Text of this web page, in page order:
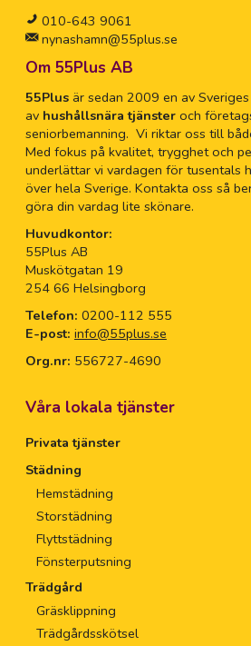
010-643 9061
nynashamn@55plus.se
Om 55Plus AB
55Plusär sedan 2009 en av
av hushållsnära tjänsteroch
seniorbemanning. Vi riktar oss till
Med fokus på kvalitet, trygghet och
underlättar vi vardagen för tusentals
över hela Sverige. Kontakta oss så
göra din vardag lite skönare.
Huvudkontor:
55Plus AB
Muskötgatan 19
254 66 Helsingborg
Telefon: 0200-112 555
E-post: info@55plus.se
Org.nr: 556727-4690
Våra lokala tjänster
Privata tjänster
Städning
Hemstädning
Storstädning
Flyttstädning
Fönsterputsning
Trädgård
Gräsklippning
Trädgårdsskötsel